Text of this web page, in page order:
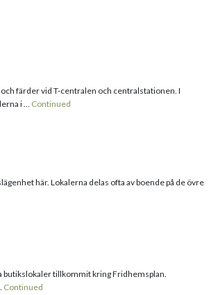
färder vid T-centralen och centralstationen. I
i … Continued
här. Lokalerna delas ofta av boende på de övre
butikslokaler tillkommit kring Fridhemsplan.
Continued